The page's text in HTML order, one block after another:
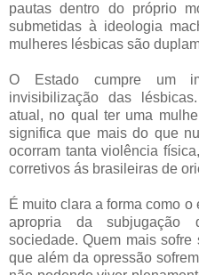
pautas dentro do próprio
submetidas à ideologia
mulheres lésbicas são
O Estado cumpre um
invisibilização das
atual, no qual ter uma
significa que mais do que
ocorram tanta violência
corretivos ás brasileiras de
É muito clara a forma como
apropria da subjugação
sociedade. Quem mais
que além da opressão